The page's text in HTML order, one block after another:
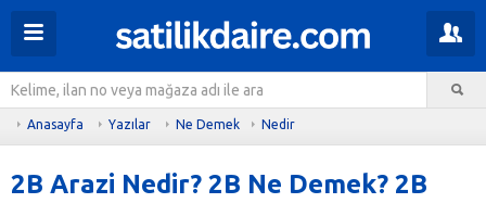
Anasayfa Yazılar Ne Demek Nedir
2B Arazi Nedir? 2B Ne Demek? 2B